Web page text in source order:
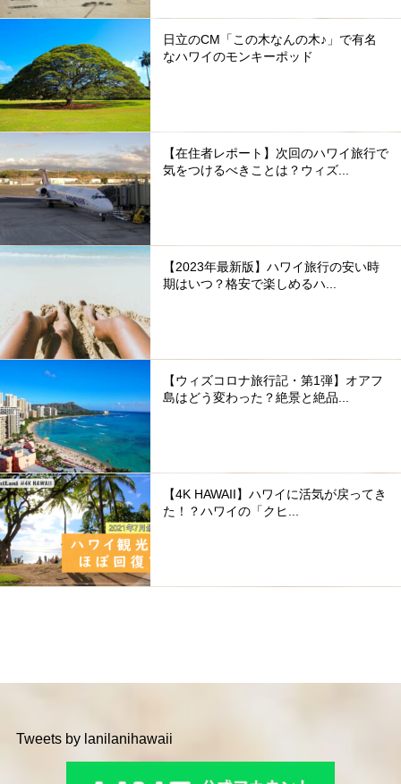
日立のCM「この木なんの木♪」で有名
なハワイのモンキーポッド
【在住者レポート】次回のハワイ旅行で
気をつけるべきことは？ウィズ...
【2023年最新版】ハワイ旅行の安い時
期はいつ？格安で楽しめるハ...
【ウィズコロナ旅行記・第1弾】オアフ
島はどう変わった？絶景と絶品...
【4K HAWAII】ハワイに活気が戻ってき
た！？ハワイの「クヒ...
Tweets by lanilanihawaii